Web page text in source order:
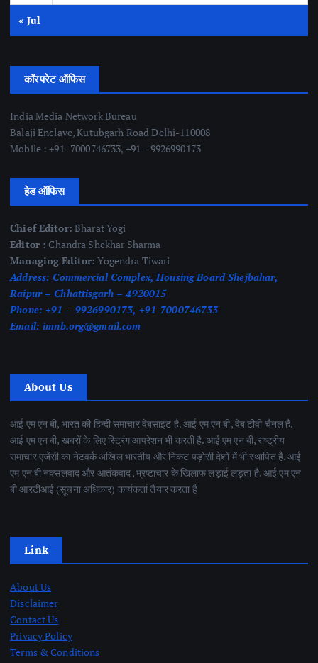
« Jul
कॉरपरेट ऑफिस
India Media Network Bureau
Balaji Enclave, Kutubgarh Road Delhi-110008
Mobile : +91- 7000746733, +91 – 9926990173
हेड ऑफिस
Chief Editor: Bharat Yogi
Editor : Chandra Shekhar Sharma
Managing Editor: Yogendra Tiwari
Address: Commercial Complex, Housing Board Shejbahar,
Raipur – Chhattisgarh – 4920015
Phone: +91 – 9926990173, +91-7000746733
Email: imnb.org@gmail.com
About Us
आई एम एन बी, भारत की हिन्दी समाचार वेबसाइट है. आई एम एन बी, वेब टीवी चैनल है.
आई एम एन बी, खबरों के लिए स्ट्रिंग आपरेशन भी करती है. आई एम एन बी, राष्ट्रीय
समाचार एजेंसी का नेटवर्क अखिल भारतीय और निकट पड़ोसी देशों में भी स्थापित है. आई
एम एन बी नक्सलवाद और आतंकवाद ,भ्रष्टाचार के खिलाफ लड़ाई लड़ता है. आई एम एन
बी आरटीआई (सूचना अधिकार) कार्यकर्ता तैयार करता है
Link
About Us
Disclaimer
Contact Us
Privacy Policy
Terms & Conditions